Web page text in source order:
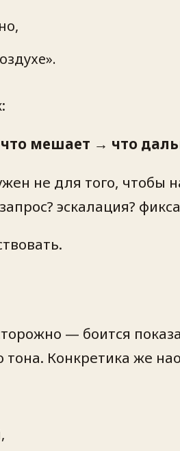
мешает → что
не для того,
запрос? эскалация?
— боится
Конкретика же